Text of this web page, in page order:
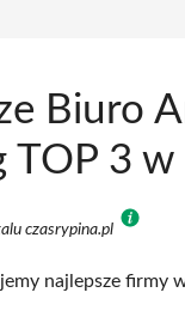
Biuro
TOP 3
czasrypina.pl
najlepsze firmy